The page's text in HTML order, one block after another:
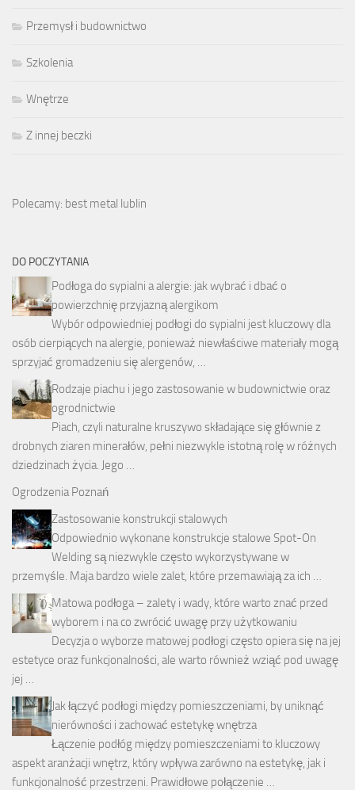
Przemysł i budownictwo
Szkolenia
Wnętrze
Z innej beczki
Polecamy: best metal lublin
DO POCZYTANIA
Podłoga do sypialni a alergie: jak wybrać i dbać o
powierzchnię przyjazną alergikom
Wybór odpowiedniej podłogi do sypialni jest kluczowy dla
osób cierpiących na alergie, ponieważ niewłaściwe materiały mogą
sprzyjać gromadzeniu się alergenów, …
Rodzaje piachu i jego zastosowanie w budownictwie oraz
ogrodnictwie
Piach, czyli naturalne kruszywo składające się głównie z
drobnych ziaren minerałów, pełni niezwykle istotną rolę w różnych
dziedzinach życia. Jego …
Ogrodzenia Poznań
Zastosowanie konstrukcji stalowych
Odpowiednio wykonane konstrukcje stalowe Spot-On
Welding są niezwykle często wykorzystywane w
przemyśle. Maja bardzo wiele zalet, które przemawiają za ich …
Matowa podłoga – zalety i wady, które warto znać przed
wyborem i na co zwrócić uwagę przy użytkowaniu
Decyzja o wyborze matowej podłogi często opiera się na jej
estetyce oraz funkcjonalności, ale warto również wziąć pod uwagę
jej …
Jak łączyć podłogi między pomieszczeniami, by uniknąć
nierówności i zachować estetykę wnętrza
Łączenie podłóg między pomieszczeniami to kluczowy
aspekt aranżacji wnętrz, który wpływa zarówno na estetykę, jak i
funkcjonalność przestrzeni. Prawidłowe połączenie …